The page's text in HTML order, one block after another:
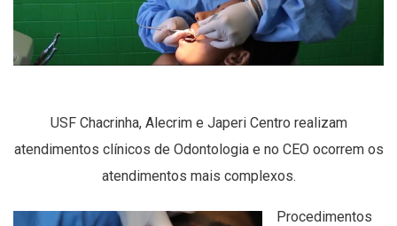
USF Chacrinha, Alecrim e Japeri Centro realizam
atendimentos clínicos de Odontologia e no CEO ocorrem os
atendimentos mais complexos.
Procedimentos